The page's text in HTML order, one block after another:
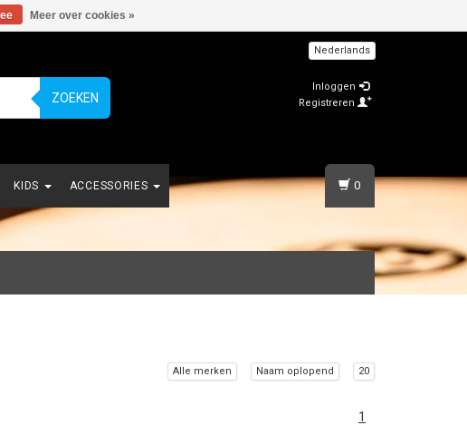
ZOEKEN
Nederlands
Inloggen
Registreren
KIDS ACCESSORIES 0
Alle merken Naam oplopend 20
1
Meer over cookies »